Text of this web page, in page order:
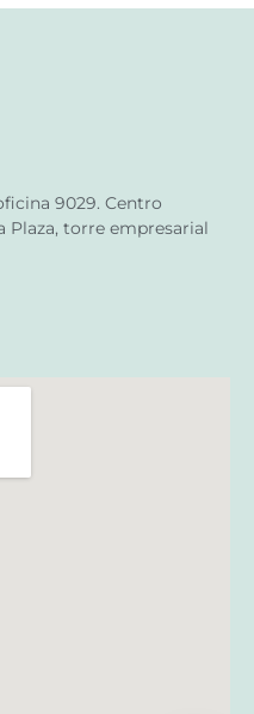
9029. Centro
Plaza, torre empresarial